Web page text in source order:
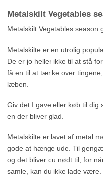
Metalskilt Vegetables
Metalskilt Vegetables season
Metalskilte er en utrolig
De er jo heller ikke til at stå
få en til at tænke over
læben.
Giv det I gave eller køb til dig
en der bliver glad.
Metalskilte er lavet af metal
gode at hænge ude. Til
og det bliver du nødt til, for
samle, kan du ikke lade være.